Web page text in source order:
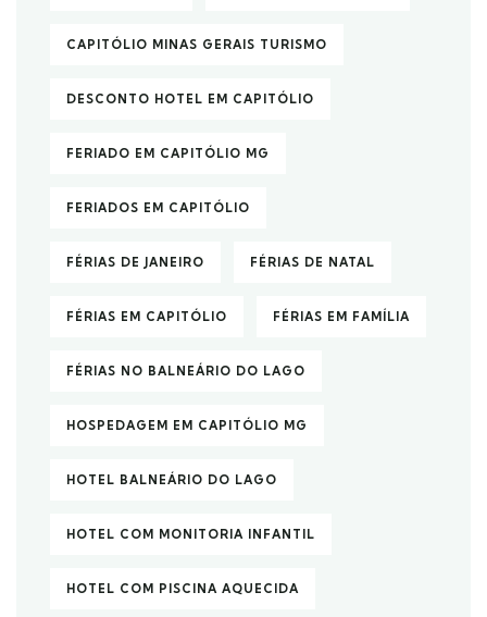
CAPITÓLIO MINAS GERAIS TURISMO
DESCONTO HOTEL EM CAPITÓLIO
FERIADO EM CAPITÓLIO MG
FERIADOS EM CAPITÓLIO
FÉRIAS DE JANEIRO FÉRIAS DE NATAL
FÉRIAS EM CAPITÓLIO FÉRIAS EM FAMÍLIA
FÉRIAS NO BALNEÁRIO DO LAGO
HOSPEDAGEM EM CAPITÓLIO MG
HOTEL BALNEÁRIO DO LAGO
HOTEL COM MONITORIA INFANTIL
HOTEL COM PISCINA AQUECIDA